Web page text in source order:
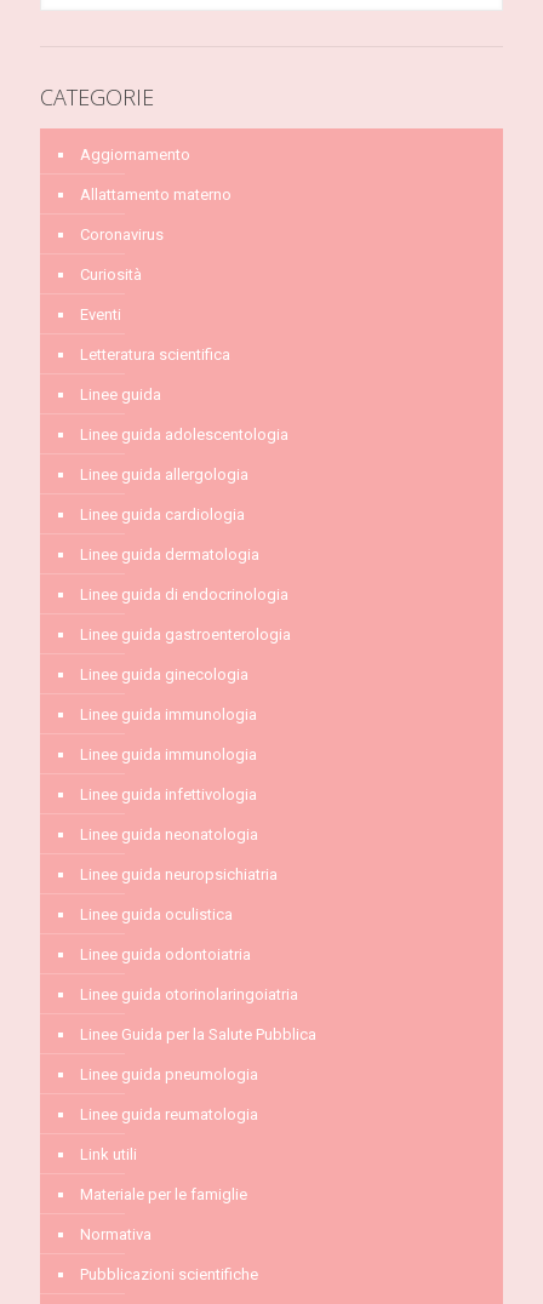
CATEGORIE
Aggiornamento
Allattamento materno
Coronavirus
Curiosità
Eventi
Letteratura scientifica
Linee guida
Linee guida adolescentologia
Linee guida allergologia
Linee guida cardiologia
Linee guida dermatologia
Linee guida di endocrinologia
Linee guida gastroenterologia
Linee guida ginecologia
Linee guida immunologia
Linee guida immunologia
Linee guida infettivologia
Linee guida neonatologia
Linee guida neuropsichiatria
Linee guida oculistica
Linee guida odontoiatria
Linee guida otorinolaringoiatria
Linee Guida per la Salute Pubblica
Linee guida pneumologia
Linee guida reumatologia
Link utili
Materiale per le famiglie
Normativa
Pubblicazioni scientifiche